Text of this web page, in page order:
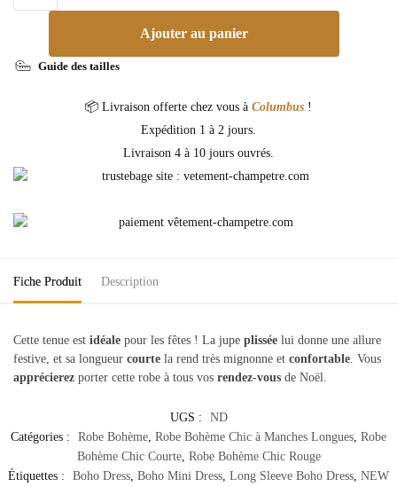
Ajouter au panier
Guide des tailles
📦 Livraison offerte chez vous à Columbus !
Expédition 1 à 2 jours.
Livraison 4 à 10 jours ouvrés.
Fiche Produit Description
Cette tenue est idéale pour les fêtes ! La jupe plissée lui donne une allure
festive, et sa longueur courte la rend très mignonne et confortable . Vous
apprécierez porter cette robe à tous vos rendez-vous de Noël.
UGS :
ND
Catégories :
Robe Bohème, Robe Bohème Chic à Manches Longues, Robe
Bohème Chic Courte, Robe Bohème Chic Rouge
Étiquettes :
Boho Dress, Boho Mini Dress, Long Sleeve Boho Dress, NEW